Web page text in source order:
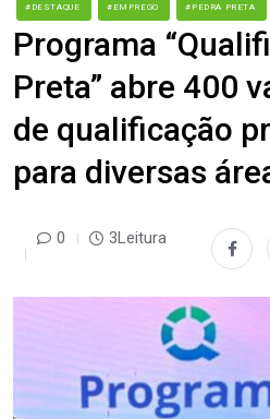
#DESTAQUE #EMPREGO #PEDRA PRETA
Programa
Preta” abre 400
de qualificação
para diversas
0 3Leitura